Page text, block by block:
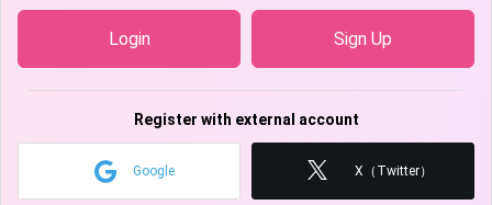
Login Sign Up
Register with external account
Google X（Twitter）